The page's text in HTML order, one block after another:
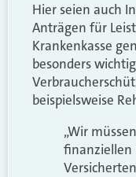
Hier seien auch
Anträgen für
Krankenkasse
besonders
beispielsweise
„Wir
finanziellen